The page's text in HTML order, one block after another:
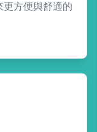
更方便與舒適的